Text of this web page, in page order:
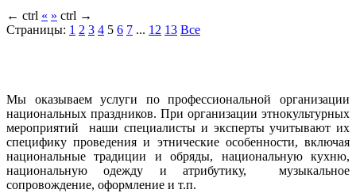
← ctrl « » ctrl →
Страницы: 1 2 3 4 5 6 7 ... 12 13 Все
Мы оказываем услуги по профессиональной организации
национальных праздников. При организации этнокультурных
мероприятий наши специалисты и эксперты учитывают их
специфику проведения и этнические особенности, включая
национальные традиции и обряды, национальную кухню,
национальную одежду и атрибутику, музыкальное
сопровождение, оформление и т.п.